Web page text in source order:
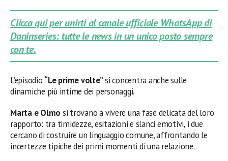
Clicca qui per unirti al canale ufficiale WhatsApp di
Daninseries: tutte le news in un unico posto sempre
con te.
L’episodio “Le prime volte”si concentra anche sulle
dinamiche più intime dei personaggi.
Marta e Olmo si trovano a vivere una fase delicata del loro
rapporto: tra timidezze, esitazioni e slanci emotivi, i due
cercano di costruire un linguaggio comune, affrontando le
incertezze tipiche dei primi momenti di una relazione.